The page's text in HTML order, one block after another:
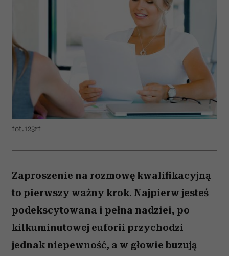
fot.123rf
Zaproszenie na rozmowę kwalifikacyjną
to pierwszy ważny krok. Najpierw jesteś
podekscytowana i pełna nadziei, po
kilkuminutowej euforii przychodzi
jednak niepewność, a w głowie buzują